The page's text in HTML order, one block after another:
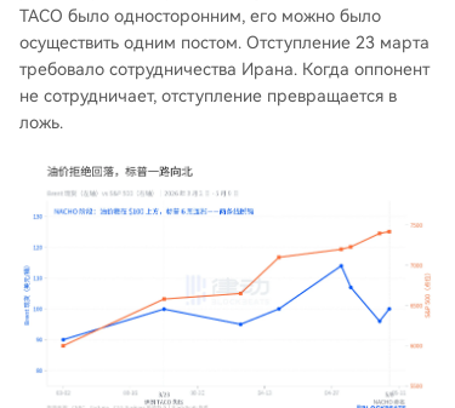
TACO было односторонним, его можно было
осуществить одним постом. Отступление 23 марта
требовало сотрудничества Ирана. Когда оппонент
не сотрудничает, отступление превращается в
ложь.